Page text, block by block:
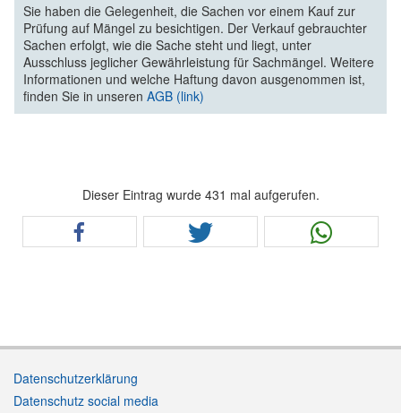
Sie haben die Gelegenheit, die Sachen vor einem Kauf zur
Prüfung auf Mängel zu besichtigen. Der Verkauf gebrauchter
Sachen erfolgt, wie die Sache steht und liegt, unter
Ausschluss jeglicher Gewährleistung für Sachmängel. Weitere
Informationen und welche Haftung davon ausgenommen ist,
finden Sie in unseren AGB (link)
Dieser Eintrag wurde 431 mal aufgerufen.
Datenschutzerklärung
Datenschutz social media